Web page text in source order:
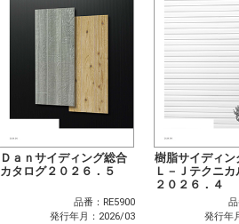
Ｄａｎサイディング総合
カタログ２０２６．５
品番：RE5900
発行年月：2026/03
樹脂サイディン
Ｌ－Ｊテクニ
２０２６．４
発行年